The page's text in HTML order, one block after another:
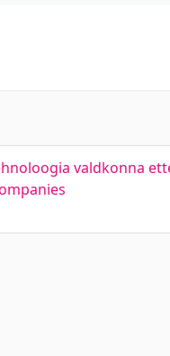
valdkonna